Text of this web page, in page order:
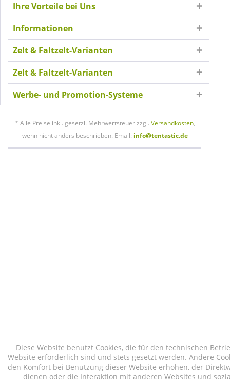
Ihre Vorteile bei Uns
Informationen
Zelt & Faltzelt-Varianten
Zelt & Faltzelt-Varianten
Werbe- und Promotion-Systeme
* Alle Preise inkl. gesetzl. Mehrwertsteuer zzgl. Versandkosten,
wenn nicht anders beschrieben. Email: info@tentastic.de
Diese Website benutzt Cookies, die für den technischen
Website erforderlich sind und stets gesetzt werden. Andere
den Komfort bei Benutzung dieser Website erhöhen, der
dienen oder die Interaktion mit anderen Websites und